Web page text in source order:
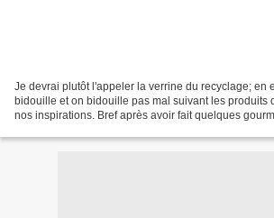
Je devrai plutôt l'appeler la verrine du recyclage; en
bidouille et on bidouille pas mal suivant les produits
nos inspirations. Bref après avoir fait quelques